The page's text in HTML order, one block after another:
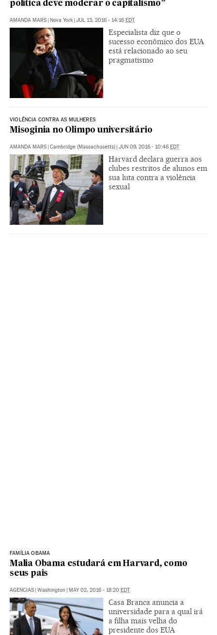
política deve moderar o capitalismo”
AMANDA MARS | Nova York | JUL 13, 2016 - 14:16 EDT
Especialista diz que o
sucesso econômico dos EUA
está relacionado ao seu
pragmatismo
VIOLÊNCIA CONTRA AS MULHERES
Misoginia no Olimpo universitário
AMANDA MARS | Cambridge (Massachusetts) | JUN 09, 2016 - 10:46 EDT
Harvard declara guerra aos
clubes restritos de alunos em
sua luta contra a violência
sexual
FAMÍLIA OBAMA
Malia Obama estudará em Harvard, como
seus pais
AGENCIAS | Washington | MAY 02, 2016 - 18:20 EDT
Casa Branca anuncia a
universidade para a qual irá
a filha mais velha do
presidente dos EUA